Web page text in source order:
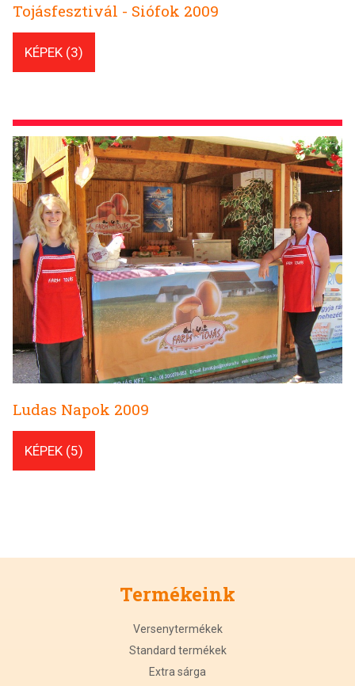
Tojásfesztivál - Siófok 2009
KÉPEK (3)
Ludas Napok 2009
KÉPEK (5)
Termékeink
Versenytermékek
Standard termékek
Extra sárga